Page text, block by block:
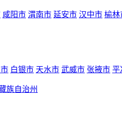
咸阳市 渭南市 延安市 汉中市 榆林
白银市 天水市 武威市 张掖市 平
族自治州